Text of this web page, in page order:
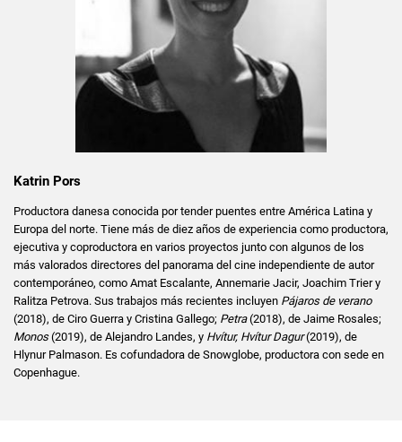
Katrin Pors
Productora danesa conocida por tender puentes entre América Latina y
Europa del norte. Tiene más de diez años de experiencia como productora,
ejecutiva y coproductora en varios proyectos junto con algunos de los
más valorados directores del panorama del cine independiente de autor
contemporáneo, como Amat Escalante, Annemarie Jacir, Joachim Trier y
Ralitza Petrova. Sus trabajos más recientes incluyen Pájaros de verano
(2018), de Ciro Guerra y Cristina Gallego; Petra(2018), de Jaime Rosales;
Monos(2019), de Alejandro Landes, y Hvítur, Hvítur Dagur(2019), de
Hlynur Palmason. Es cofundadora de Snowglobe, productora con sede en
Copenhague.